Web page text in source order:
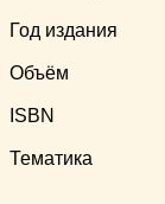
Год издания
Объём
ISBN
Тематика